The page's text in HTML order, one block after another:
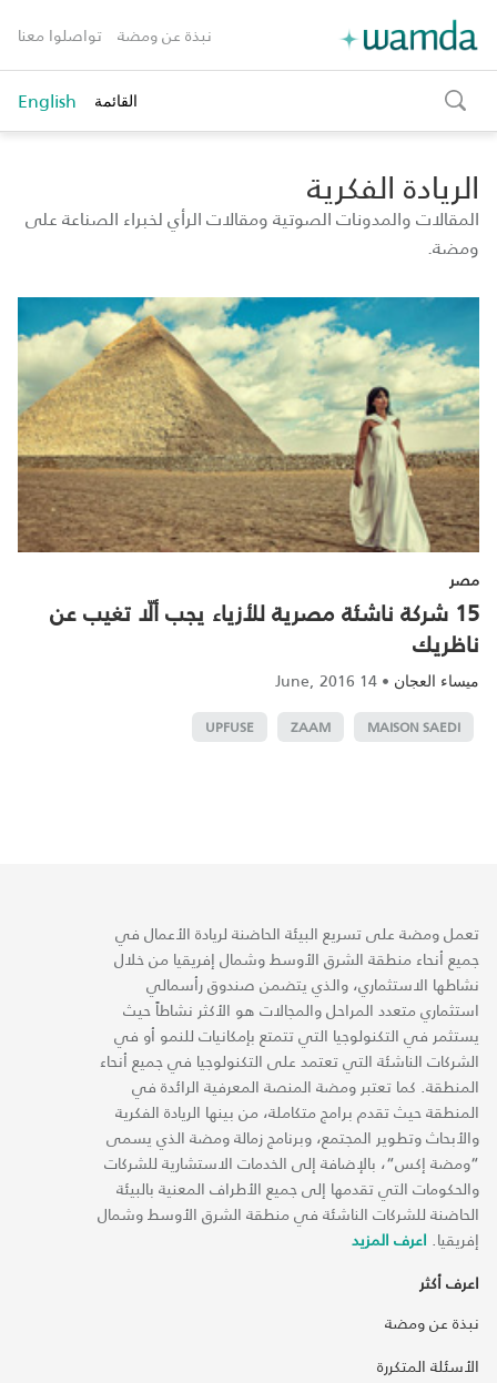
نبذة عن ومضة تواصلوا معنا
toggle
search
القائمة English
الريادة الفكرية
المقالات والمدونات الصوتية ومقالات الرأي لخبراء الصناعة على
ومضة.
مصر
15 شركة ناشئة مصرية للأزياء يجب ألّا تغيب عن
ناظريك
ميساء العجان •
14 June, 2016
MAISON SAEDI
ZAAM
UPFUSE
تعمل ومضة على تسريع البيئة الحاضنة لريادة الأعمال في
جميع أنحاء منطقة الشرق الأوسط وشمال إفريقيا من خلال
نشاطها الاستثماري، والذي يتضمن صندوق رأسمالي
استثماري متعدد المراحل والمجالات هو الأكثر نشاطاً حيث
يستثمر في التكنولوجيا التي تتمتع بإمكانيات للنمو أو في
الشركات الناشئة التي تعتمد على التكنولوجيا في جميع أنحاء
المنطقة. كما تعتبر ومضة المنصة المعرفية الرائدة في
المنطقة حيث تقدم برامج متكاملة، من بينها الريادة الفكرية
والأبحاث وتطوير المجتمع، وبرنامج زمالة ومضة الذي يسمى
“ومضة إكس“، بالإضافة إلى الخدمات الاستشارية للشركات
والحكومات التي تقدمها إلى جميع الأطراف المعنية بالبيئة
الحاضنة للشركات الناشئة في منطقة الشرق الأوسط وشمال
إفريقيا. اعرف المزيد
اعرف أكثر
نبذة عن ومضة
الأسئلة المتكررة